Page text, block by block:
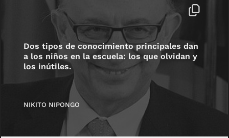
Dos tipos de conocimiento principales dan
a los niños en la escuela: los que olvidan y
los inútiles.
NIKITO NIPONGO